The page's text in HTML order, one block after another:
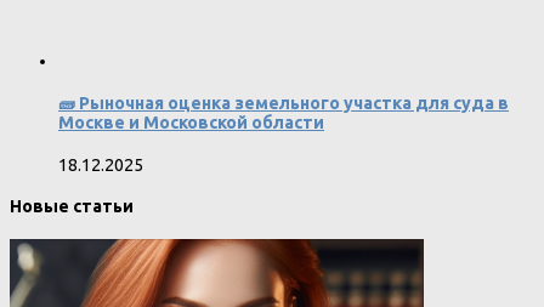
🧱 Рыночная оценка земельного участка для суда в
Москве и Московской области
18.12.2025
Новые статьи